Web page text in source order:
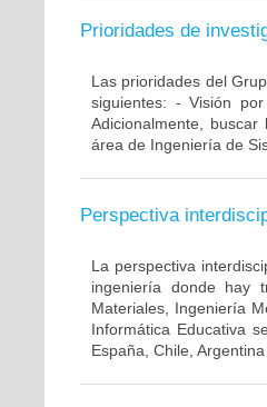
Prioridades de
Las prioridades del
siguientes: - Visión
Adicionalmente,
área de Ingeniería de
Perspectiva
La perspectiva
ingeniería donde hay
Materiales, Ingeniería
Informática Educativa
España, Chile,